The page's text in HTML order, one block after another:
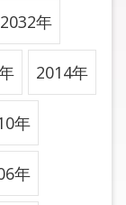
年
2014年
年
年